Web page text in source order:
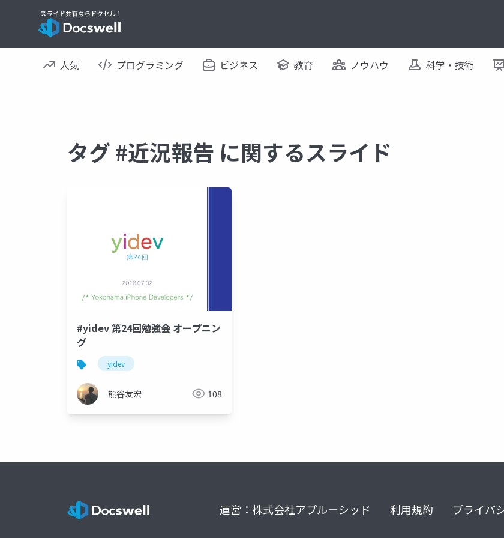
人気 プログラミング ビジネス 教育 ノウハウ 科学・技術
タグ #近況報告 に関するスライド
#yidev 第24回勉強会 オープニン
グ
yidev
熊谷友宏 108
運営：株式会社アプルーシッド 利用規約 プライバ